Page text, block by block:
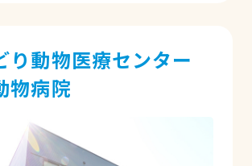
り動物医療センター
物病院